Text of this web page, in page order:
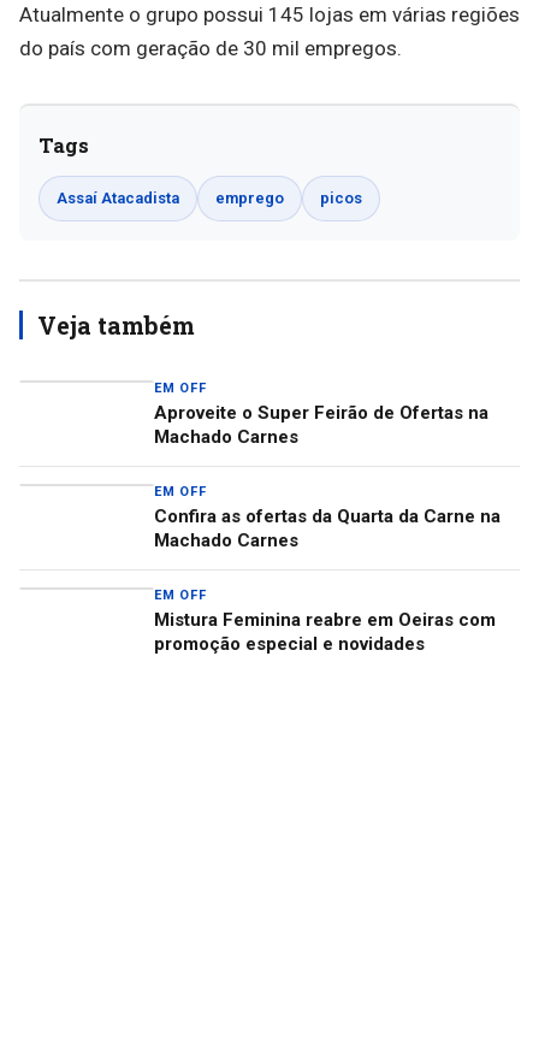
Atualmente o grupo possui 145 lojas em várias regiões
do país com geração de 30 mil empregos.
Tags
Assaí Atacadista emprego picos
Veja também
EM OFF
Aproveite o Super Feirão de Ofertas na
Machado Carnes
EM OFF
Confira as ofertas da Quarta da Carne na
Machado Carnes
EM OFF
Mistura Feminina reabre em Oeiras com
promoção especial e novidades